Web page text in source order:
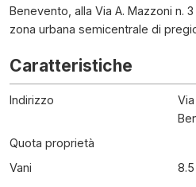
Benevento, alla Via A. Mazzoni n.
zona urbana semicentrale di
Caratteristiche
Indirizzo
Quota proprietà
Vani
8.5